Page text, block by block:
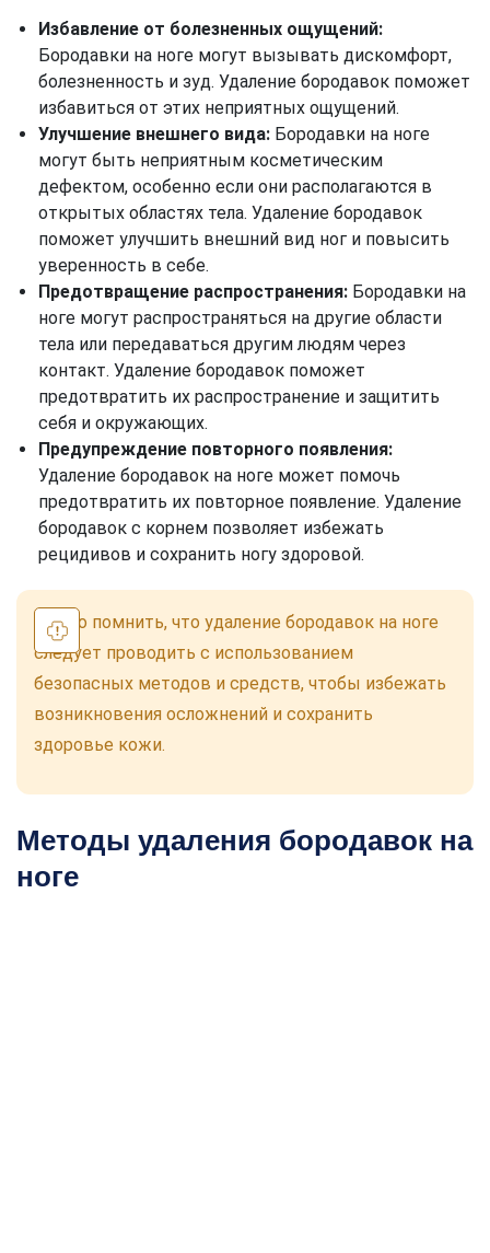
Избавление от болезненных ощущений:
Бородавки на ноге могут вызывать дискомфорт,
болезненность и зуд. Удаление бородавок поможет
избавиться от этих неприятных ощущений.
Улучшение внешнего вида: Бородавки на ноге
могут быть неприятным косметическим
дефектом, особенно если они располагаются в
открытых областях тела. Удаление бородавок
поможет улучшить внешний вид ног и повысить
уверенность в себе.
Предотвращение распространения: Бородавки на
ноге могут распространяться на другие области
тела или передаваться другим людям через
контакт. Удаление бородавок поможет
предотвратить их распространение и защитить
себя и окружающих.
Предупреждение повторного появления:
Удаление бородавок на ноге может помочь
предотвратить их повторное появление. Удаление
бородавок с корнем позволяет избежать
рецидивов и сохранить ногу здоровой.
Важно помнить, что удаление бородавок на ноге
следует проводить с использованием
безопасных методов и средств, чтобы избежать
возникновения осложнений и сохранить
здоровье кожи.
Методы удаления бородавок на
ноге